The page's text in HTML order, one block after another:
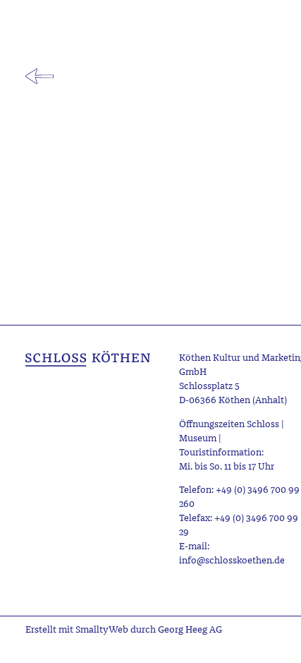
Köthen Kultur und
GmbH
Schlossplatz 5
D-06366 Köthen (Anhalt)
Öffnungszeiten Schloss |
Museum |
Touristinformation:
Mi. bis So. 11 bis 17 Uhr
Telefon: +49 (0) 3496 700 99
260
Telefax: +49 (0) 3496 700 99
29
E-mail:
info@schlosskoethen.de
Erstellt mit SmalltyWeb durch Georg Heeg AG